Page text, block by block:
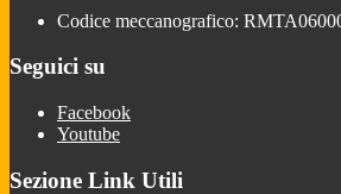
Codice meccanografico:
Seguici su
Facebook
Youtube
Sezione Link Utili